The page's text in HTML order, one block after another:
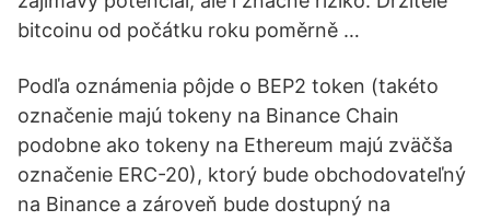
bitcoinu od počátku roku poměrně …
Podľa oznámenia pôjde o BEP2 token (takéto
označenie majú tokeny na Binance Chain
podobne ako tokeny na Ethereum majú zväčša
označenie ERC-20), ktorý bude obchodovateľný
na Binance a zároveň bude dostupný na